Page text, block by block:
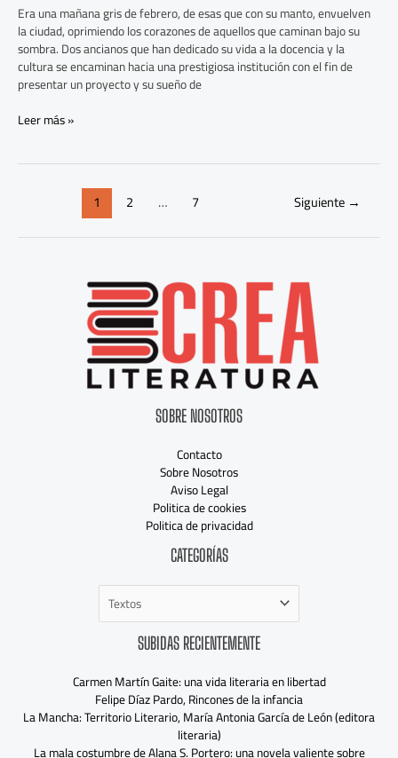
Era una mañana gris de febrero, de esas que con su manto, envuelven
la ciudad, oprimiendo los corazones de aquellos que caminan bajo su
sombra. Dos ancianos que han dedicado su vida a la docencia y la
cultura se encaminan hacia una prestigiosa institución con el fin de
presentar un proyecto y su sueño de
Leer más »
1 2 … 7 Siguiente →
SOBRE NOSOTROS
Contacto
Sobre Nosotros
Aviso Legal
Politica de cookies
Politica de privacidad
CATEGORÍAS
SUBIDAS RECIENTEMENTE
Carmen Martín Gaite: una vida literaria en libertad
Felipe Díaz Pardo, Rincones de la infancia
La Mancha: Territorio Literario, María Antonia García de León (editora
literaria)
La mala costumbre de Alana S. Portero: una novela valiente sobre